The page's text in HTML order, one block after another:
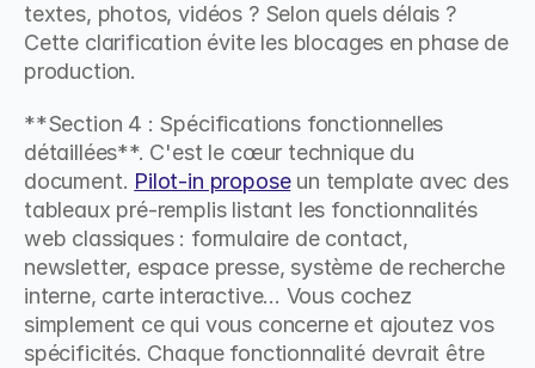
textes, photos, vidéos ? Selon quels délais ?
Cette clarification évite les blocages en phase de
production.
**Section 4 : Spécifications fonctionnelles
détaillées**. C'est le cœur technique du
document. Pilot-in propose un template avec des
tableaux pré-remplis listant les fonctionnalités
web classiques : formulaire de contact,
newsletter, espace presse, système de recherche
interne, carte interactive... Vous cochez
simplement ce qui vous concerne et ajoutez vos
spécificités. Chaque fonctionnalité devrait être